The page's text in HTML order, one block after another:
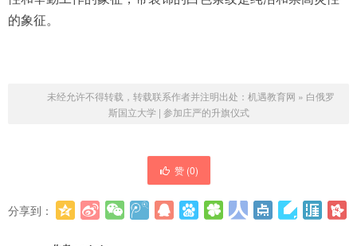
的象征。
未经允许不得转载，转载联系作者并注明出处： 机遇教育网 » 白俄罗
斯国立大学 | 参加庄严的升旗仪式
赞 (0)
分享到：